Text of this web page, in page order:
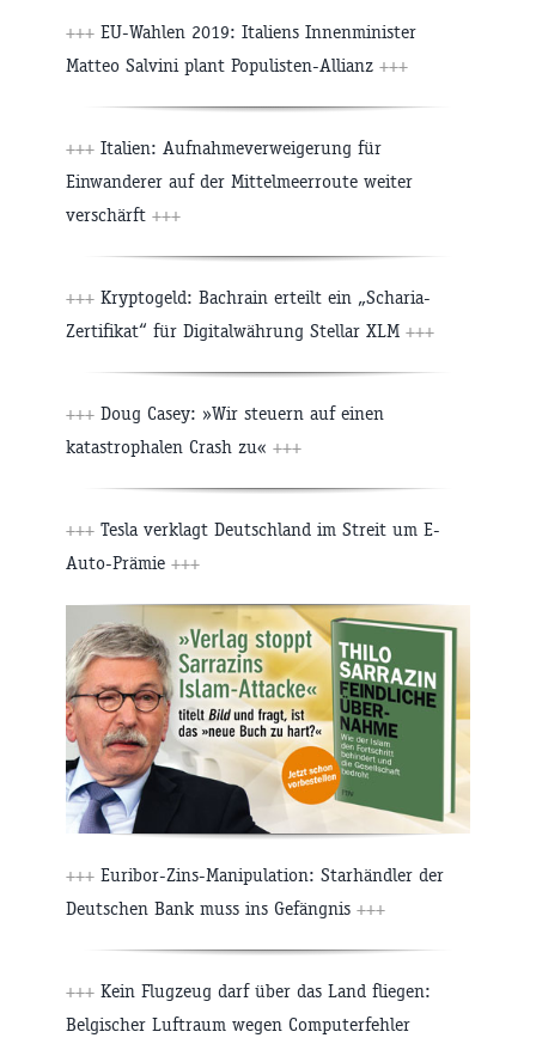
+++ EU-Wahlen 2019: Italiens Innenminister
Matteo Salvini plant Populisten-Allianz +++
+++ Italien: Aufnahmeverweigerung für
Einwanderer auf der Mittelmeerroute weiter
verschärft +++
+++ Kryptogeld: Bachrain erteilt ein „Scharia-
Zertifikat“ für Digitalwährung Stellar XLM +++
+++ Doug Casey: »Wir steuern auf einen
katastrophalen Crash zu« +++
+++ Tesla verklagt Deutschland im Streit um E-
Auto-Prämie +++
+++ Euribor-Zins-Manipulation: Starhändler der
Deutschen Bank muss ins Gefängnis +++
+++ Kein Flugzeug darf über das Land fliegen:
Belgischer Luftraum wegen Computerfehler